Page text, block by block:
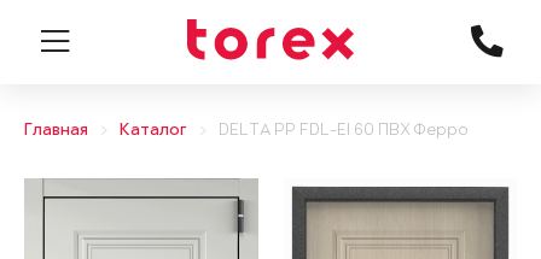
Главная Каталог DELTA PP FDL-EI 60 ПВХ Ферро